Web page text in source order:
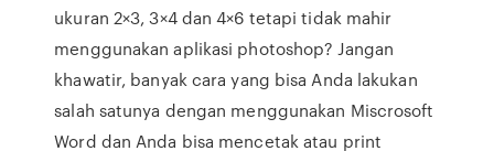
ukuran 2×3, 3×4 dan 4×6 tetapi tidak mahir
menggunakan aplikasi photoshop? Jangan
khawatir, banyak cara yang bisa Anda lakukan
salah satunya dengan menggunakan Miscrosoft
Word dan Anda bisa mencetak atau print